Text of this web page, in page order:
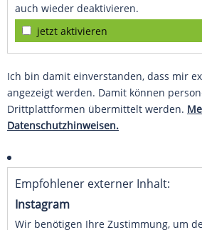
auch wieder deaktivieren.
jetzt aktivieren
Ich bin damit einverstanden, dass mir
angezeigt werden. Damit können
Drittplattformen übermittelt werden.
Datenschutzhinweisen.
Empfohlener externer Inhalt:
Instagram
Wir benötigen Ihre Zustimmung, um